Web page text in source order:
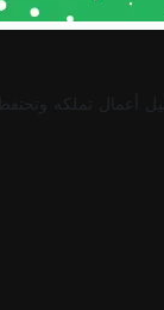
أعمال تملكه